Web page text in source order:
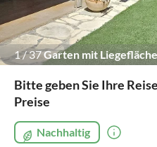
1/37Garten mit
Bitte geben Sie Ihre
Preise
Nachhaltig